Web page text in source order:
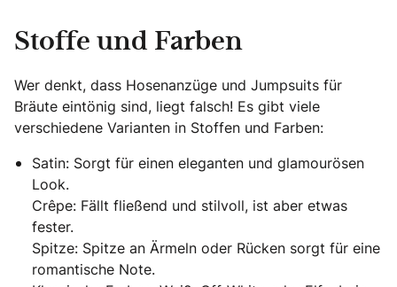
Stoffe und Farben
Wer denkt, dass Hosenanzüge und Jumpsuits für
Bräute eintönig sind, liegt falsch! Es gibt viele
verschiedene Varianten in Stoffen und Farben:
Satin: Sorgt für einen eleganten und glamourösen
Look.
Crêpe: Fällt fließend und stilvoll, ist aber etwas
fester.
Spitze: Spitze an Ärmeln oder Rücken sorgt für eine
romantische Note.